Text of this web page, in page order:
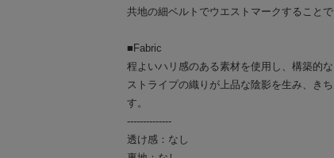
共地の細ベルトでウエストマークすること
■Fabric
程よいハリ感のある素材を使用し、構築的
ストライプの織りが上品な陰影を生み、き
す。
--------------
透け感：なし